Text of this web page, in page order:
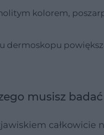
kolorem,
dermoskopu
musisz
całkowicie